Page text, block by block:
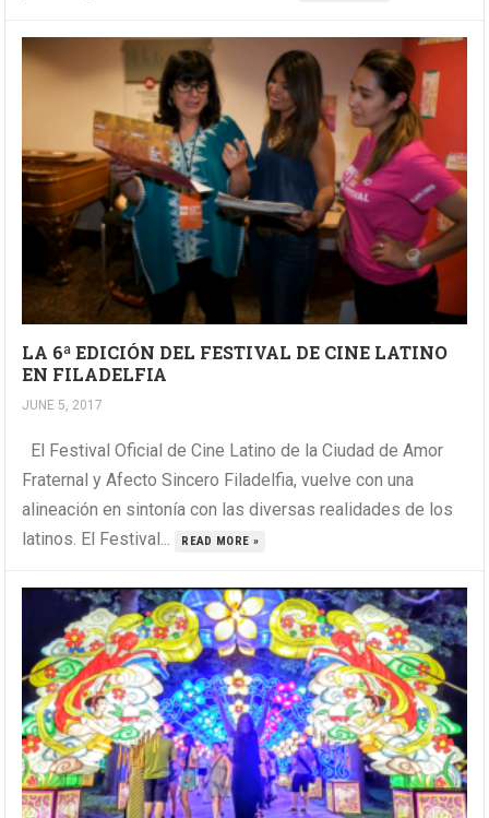
LA 6ª EDICIÓN DEL FESTIVAL DE CINE LATINO
EN FILADELFIA
JUNE 5, 2017
El Festival Oficial de Cine Latino de la Ciudad de Amor
Fraternal y Afecto Sincero Filadelfia, vuelve con una
alineación en sintonía con las diversas realidades de los
latinos. El Festival...
READ MORE »